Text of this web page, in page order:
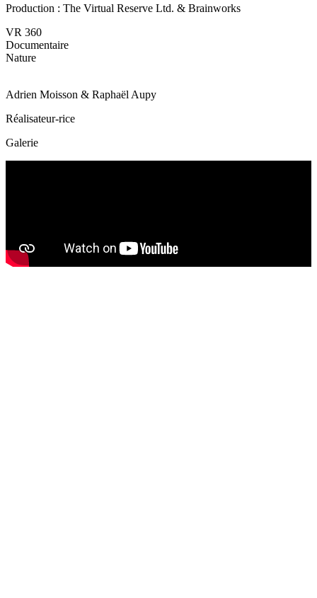
Production : The Virtual Reserve Ltd. & Brainworks
VR 360
Documentaire
Nature
Adrien Moisson & Raphaël Aupy
Réalisateur-rice
Galerie